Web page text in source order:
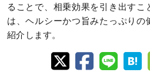
ることで、相乗効果を引き出すこ
は、ヘルシーかつ旨みたっぷりの
紹介します。